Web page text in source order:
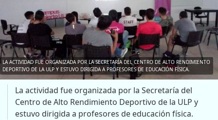
LA ACTIVIDAD FUE ORGANIZADA POR LA SECRETARÍA DEL CENTRO DE ALTO RENDIMIENTO
DEPORTIVO DE LA ULP Y ESTUVO DIRIGIDA A PROFESORES DE EDUCACIÓN FÍSICA.
La actividad fue organizada por la Secretaría del
Centro de Alto Rendimiento Deportivo de la ULP y
estuvo dirigida a profesores de educación física.